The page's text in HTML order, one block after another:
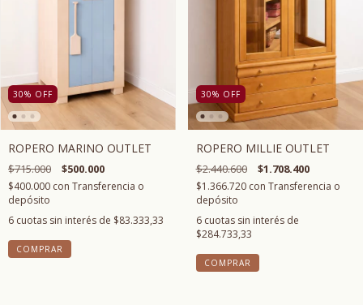
30% OFF
ROPERO MARINO OUTLET
$715.000 $500.000
$400.000 con Transferencia o
depósito
6 cuotas sin interés de $83.333,33
COMPRAR
30% OFF
ROPERO MILLIE OUTLET
$2.440.600 $1.708.400
$1.366.720 con Transferencia o
depósito
6 cuotas sin interés de
$284.733,33